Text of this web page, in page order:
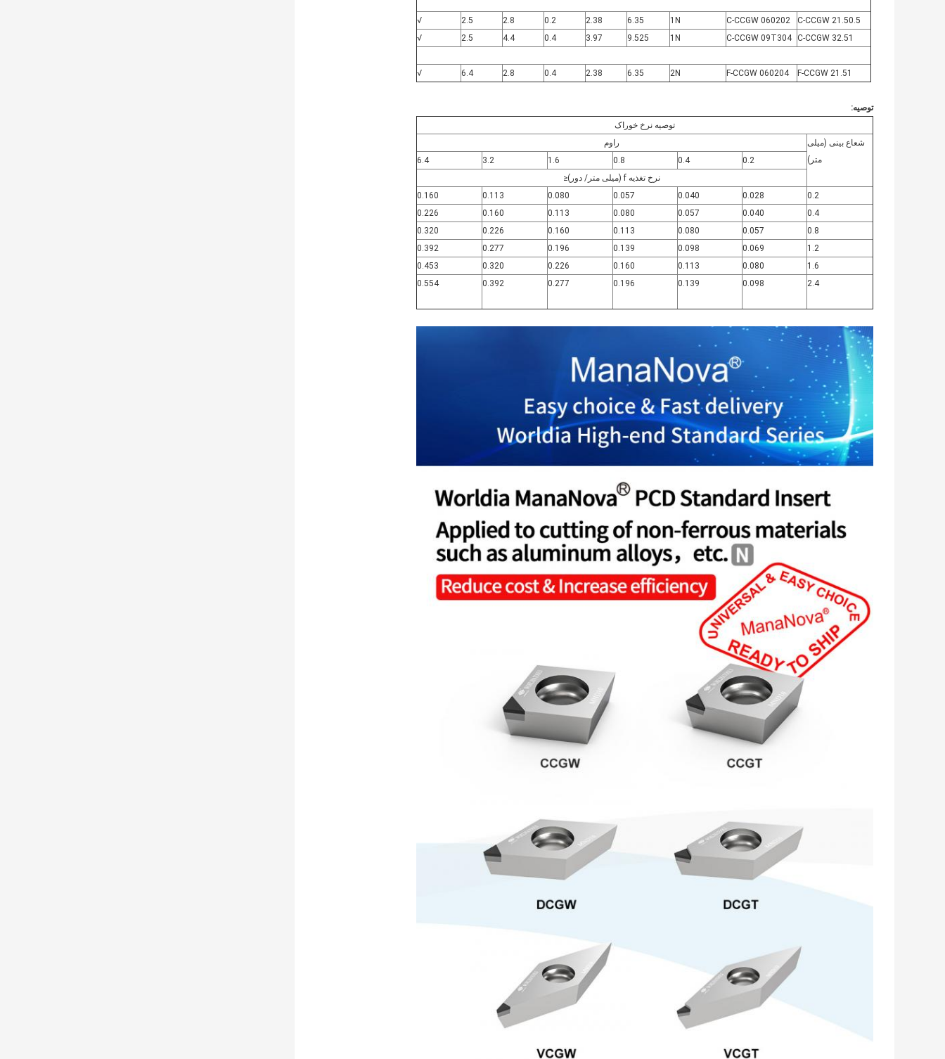
C-CCGW 21.50.5
C-CCGW 060202
1N
6.35
2.38
0.2
2.8
2.5
√
C-CCGW 32.51
C-CCGW 09T304
1N
9.525
3.97
0.4
4.4
2.5
√
F-CCGW 21.51
F-CCGW 060204
2N
6.35
2.38
0.4
2.8
6.4
√
توصیه:
توصیه نرخ خوراک
شعاع بینی (میلی
متر)
راوم
0.2
0.4
0.8
1.6
3.2
6.4
نرخ تغذیه f (میلی متر/ دور)≤
0.2
0.028
0.040
0.057
0.080
0.113
0.160
0.4
0.040
0.057
0.080
0.113
0.160
0.226
0.8
0.057
0.080
0.113
0.160
0.226
0.320
1.2
0.069
0.098
0.139
0.196
0.277
0.392
1.6
0.080
0.113
0.160
0.226
0.320
0.453
2.4
0.098
0.139
0.196
0.277
0.392
0.554